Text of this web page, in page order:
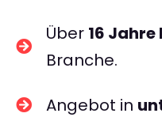
Über 16
Branche.
Angebot in